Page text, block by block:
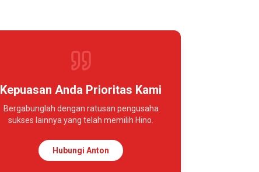
Kepuasan Anda Prioritas Kami
Bergabunglah dengan ratusan pengusaha
sukses lainnya yang telah memilih Hino.
Hubungi Anton